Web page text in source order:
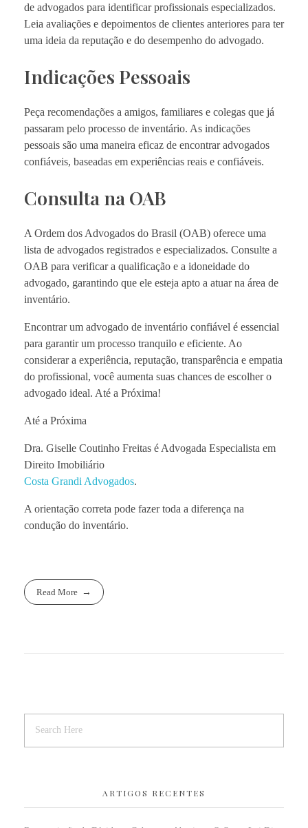
de advogados para identificar profissionais especializados.
Leia avaliações e depoimentos de clientes anteriores para ter
uma ideia da reputação e do desempenho do advogado.
Indicações Pessoais
Peça recomendações a amigos, familiares e colegas que já
passaram pelo processo de inventário. As indicações
pessoais são uma maneira eficaz de encontrar advogados
confiáveis, baseadas em experiências reais e confiáveis.
Consulta na OAB
A Ordem dos Advogados do Brasil (OAB) oferece uma
lista de advogados registrados e especializados. Consulte a
OAB para verificar a qualificação e a idoneidade do
advogado, garantindo que ele esteja apto a atuar na área de
inventário.
Encontrar um advogado de inventário confiável é essencial
para garantir um processo tranquilo e eficiente. Ao
considerar a experiência, reputação, transparência e empatia
do profissional, você aumenta suas chances de escolher o
advogado ideal. Até a Próxima!
Até a Próxima
Dra. Giselle Coutinho Freitas é Advogada Especialista em
Direito Imobiliário
Costa Grandi Advogados.
A orientação correta pode fazer toda a diferença na
condução do inventário.
Read More
ARTIGOS RECENTES